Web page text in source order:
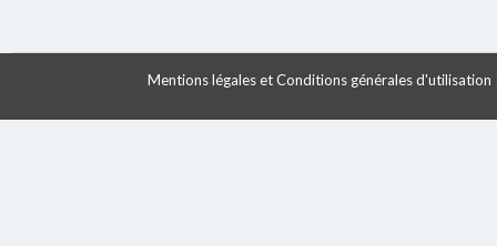
Mentions légales et Conditions générales d'utilisation